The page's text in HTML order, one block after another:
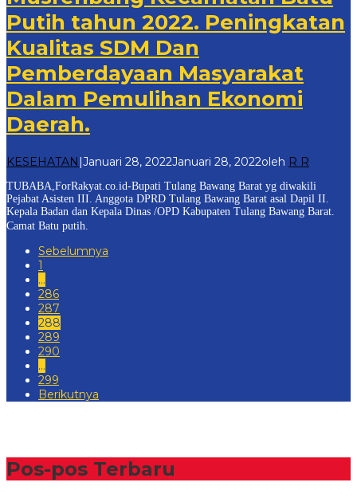
Putih tahun 2022. Peningkatan
Kualitas SDM Dan
Pemberdayaan Masyarakat
Dalam Pemulihan Ekonomi
Daerah.
KESEHATAN |Januari 28, 2022Januari 28, 2022oleh R R
TUBABA,ForRakyat.co.id-Bupati Tulang Bawang Barat yg diwakili
Pejabat Asisten III. Anggota DPRD Tulang Bawang Barat asal Dapil II.
Kepala Badan dan Kepala Dinas /OPD Kabupaten Tulang Bawang Barat.
Camat Batu putih.
Sebelumnya
1
…
286
287
288
289
290
…
299
Berikutnya
Pos-pos Terbaru